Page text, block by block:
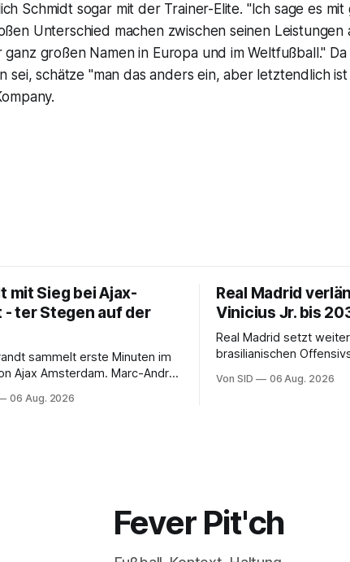
Schmidt sogar mit der Trainer-Elite. "Ich sage es
Unterschied machen zwischen seinen Leistungen
ganz großen Namen in Europa und im Weltfußball."
sei, schätze "man das anders ein, aber letztendlich
mit Sieg bei Ajax-
- ter Stegen auf der
sammelt erste Minuten im
Ajax Amsterdam. Marc-André
06 Aug. 2026
Real Madrid
Vinicius Jr. bis
Real Madrid setzt
brasilianischen
Von SID 06 Aug. 2026
Fever Pit'ch